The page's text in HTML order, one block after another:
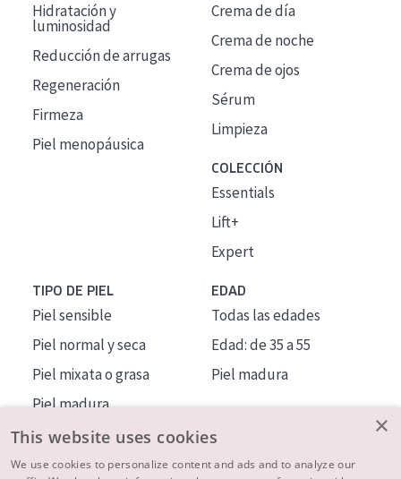
Hidratación y
luminosidad
Reducción de arrugas
Regeneración
Firmeza
Piel menopáusica
Crema de día
Crema de noche
Crema de ojos
Sérum
Limpieza
COLECCIÓN
Essentials
Lift+
Expert
TIPO DE PIEL
Piel sensible
Piel normal y seca
Piel mixata o grasa
Piel madura
Piel expuesta al sol
Piel menopáusica
EDAD
Todas las edades
Edad: de 35 a 55
Piel madura
×
This website uses cookies
We use cookies to personalize content and ads and to analyze our